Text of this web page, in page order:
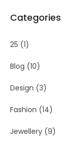
Categories
25 (1)
Blog (10)
Design (3)
Fashion (14)
Jewellery (9)